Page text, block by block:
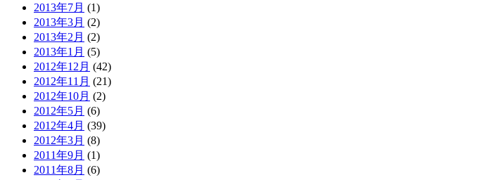
2013年7月 (1)
2013年3月 (2)
2013年2月 (2)
2013年1月 (5)
2012年12月 (42)
2012年11月 (21)
2012年10月 (2)
2012年5月 (6)
2012年4月 (39)
2012年3月 (8)
2011年9月 (1)
2011年8月 (6)